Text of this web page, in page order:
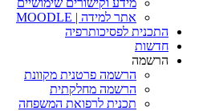
מידע וקישורים שימושיים
אתר למידה | MOODLE
התכנית לפסיכותרפיה
חדשות
הרשמה
הרשמה פרטנית מקוונת
הרשמה מחלקתית
תכנית לרפואת המשפחה